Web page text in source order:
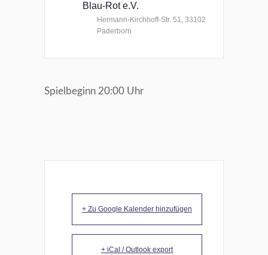
Blau-Rot e.V.
Hermann-Kirchhoff-Str. 51, 33102
Paderborn
Spielbeginn 20:00 Uhr
+ Zu Google Kalender hinzufügen
+ iCal / Outlook export